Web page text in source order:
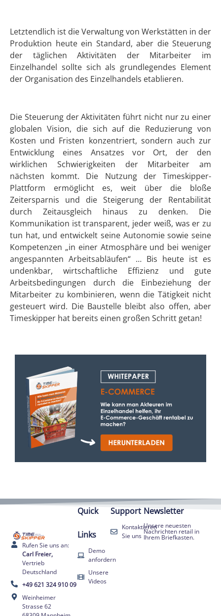
Letztendlich ist die Verwaltung von Werkstätten in der
Produktion heute ein Standard, aber die Steuerung
der täglichen Aktivitäten der Mitarbeiter im
Einzelhandel sollte sich als grundlegendes Element
der Organisation des Einzelhandels etablieren.
Die Steuerung der Aktivitäten führt nicht nur zu einer
globalen Vision, die sich auf die Reduzierung von
Kosten und Fristen konzentriert, sondern auch zur
Entwicklung eines Ansatzes vor Ort, der den
wirklichen Schwierigkeiten der Mitarbeiter am
nächsten kommt. Die Nutzung der Timeskipper-
Plattform ermöglicht es, weit über die bloße
Zeitersparnis und die Steigerung der Rentabilität
durch Zeitausgleich hinaus zu denken. Die
Kommunikation ist transparent, jeder weiß, was er zu
tun hat, und entwickelt seine Autonomie sowie seine
Kompetenzen „in einer Atmosphäre und bei weniger
angespannten Arbeitsabläufen“ … Bis heute ist es
undenkbar, wirtschaftliche Effizienz und gute
Arbeitsbedingungen durch die Einbeziehung der
Mitarbeiter zu kombinieren, wenn die Tätigkeit nicht
gesteuert wird. Die Baustelle bleibt also offen, aber
Timeskipper hat bereits einen großen Schritt getan!
Rufen Sie uns an:
Carl Freier,
Vertrieb
Deutschland
+49 621 324 910 09
Weinheimer
Strasse 62
Quick
Links
Demo
anfordern
Unsere
Videos
Support
Kontaktieren
Sie uns
Newsletter
Unsere neuesten
Nachrichten retail in
Ihrem Briefkasten.